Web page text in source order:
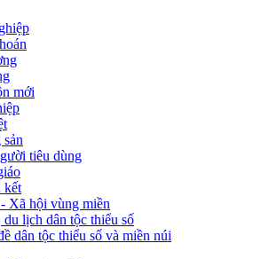
mới
tiêu dùng
kết
Xã hội vùng miền
du lịch dân tộc thiểu số
dân tộc thiểu số và miền núi